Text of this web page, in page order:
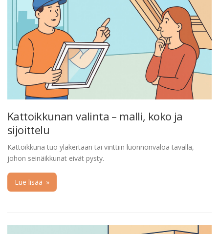
Kattoikkunan valinta – malli, koko ja
sijoittelu
Kattoikkuna tuo yläkertaan tai vinttiin luonnonvaloa tavalla,
johon seinäikkunat eivät pysty.
Lue lisää »